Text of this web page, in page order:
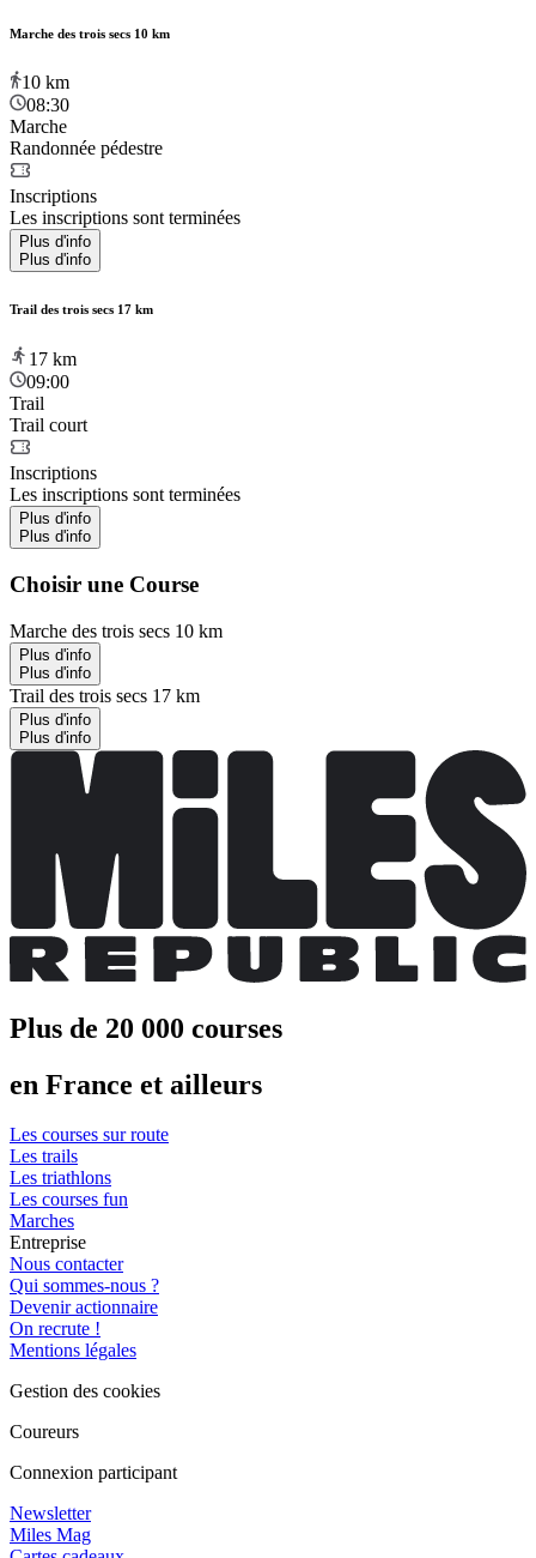
Marche des trois secs 10 km
10 km
08:30
Marche
Randonnée pédestre
Inscriptions
Les inscriptions sont terminées
Plus d'info
Plus d'info
Trail des trois secs 17 km
17 km
09:00
Trail
Trail court
Inscriptions
Les inscriptions sont terminées
Plus d'info
Plus d'info
Choisir une Course
Marche des trois secs 10 km
Plus d'info
Plus d'info
Trail des trois secs 17 km
Plus d'info
Plus d'info
Plus de 20 000 courses
en France et ailleurs
Les courses sur route
Les trails
Les triathlons
Les courses fun
Marches
Entreprise
Nous contacter
Qui sommes-nous ?
Devenir actionnaire
On recrute !
Mentions légales
Gestion des cookies
Coureurs
Connexion participant
Newsletter
Miles Mag